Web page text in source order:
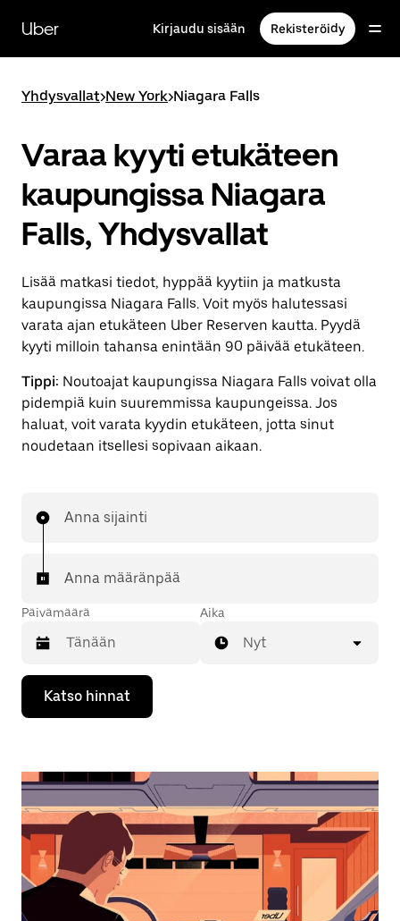
siirry
pääsisältöön
Uber Kirjaudu sisään Rekisteröidy
Yhdysvallat>New York>Niagara Falls
Varaa kyyti etukäteen
kaupungissa Niagara
Falls, Yhdysvallat
Lisää matkasi tiedot, hyppää kyytiin ja matkusta
kaupungissa Niagara Falls. Voit myös halutessasi
varata ajan etukäteen Uber Reserven kautta. Pyydä
kyyti milloin tahansa enintään 90 päivää etukäteen.
Tippi: Noutoajat kaupungissa Niagara Falls voivat olla
pidempiä kuin suuremmissa kaupungeissa. Jos
haluat, voit varata kyydin etukäteen, jotta sinut
noudetaan itsellesi sopivaan aikaan.
Anna sijainti
Anna määränpää
Päivämäärä
Valitse
päivämäärä
kalenterissa
Sulje
Esc-
painikkeella.
Aika
Nyt
Katso hinnat